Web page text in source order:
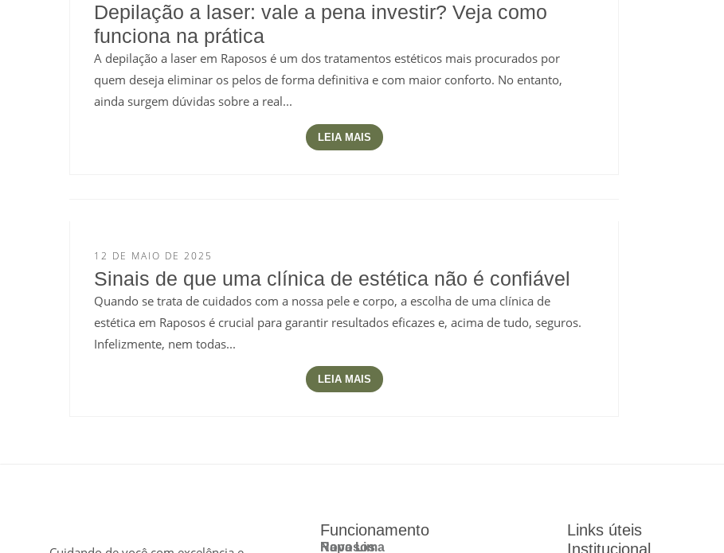
Depilação a laser: vale a pena investir? Veja como
funciona na prática
A depilação a laser em Raposos é um dos tratamentos estéticos mais procurados por
quem deseja eliminar os pelos de forma definitiva e com maior conforto. No entanto,
ainda surgem dúvidas sobre a real...
LEIA MAIS
12 DE MAIO DE 2025
Sinais de que uma clínica de estética não é confiável
Quando se trata de cuidados com a nossa pele e corpo, a escolha de uma clínica de
estética em Raposos é crucial para garantir resultados eficazes e, acima de tudo, seguros.
Infelizmente, nem todas...
LEIA MAIS
Funcionamento
Raposos
Nova Lima
Links úteis
Institucional